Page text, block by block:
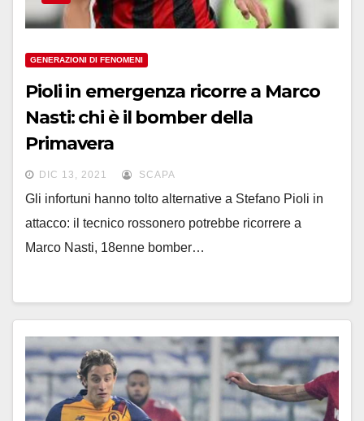
GENERAZIONI DI FENOMENI
Pioli in emergenza ricorre a Marco
Nasti: chi è il bomber della
Primavera
DIC 13, 2021 SCAPA
Gli infortuni hanno tolto alternative a Stefano Pioli in
attacco: il tecnico rossonero potrebbe ricorrere a
Marco Nasti, 18enne bomber…